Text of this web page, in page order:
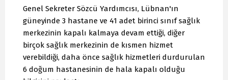
Genel Sekreter Sözcü Yardımcısı, Lübnan'ın
güneyinde 3 hastane ve 41 adet birinci sınıf sağlık
merkezinin kapalı kalmaya devam ettiği, diğer
birçok sağlık merkezinin de kısmen hizmet
verebildiği, daha önce sağlık hizmetleri durdurulan
6 doğum hastanesinin de hala kapalı olduğu